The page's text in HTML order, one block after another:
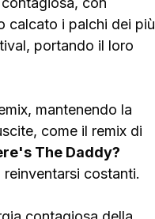
calcato i palchi dei più
portando il loro
mantenendo la
come il remix di
The Daddy?
costanti.